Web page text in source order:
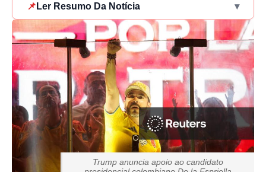
📌 Ler Resumo Da Notícia ▾
Trump anuncia apoio ao candidato